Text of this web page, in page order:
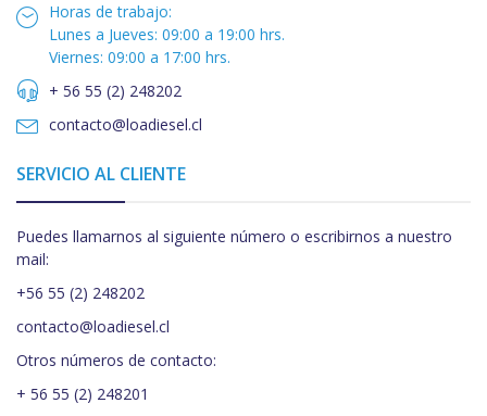
Horas de trabajo:
Lunes a Jueves: 09:00 a 19:00 hrs.
Viernes: 09:00 a 17:00 hrs.
+ 56 55 (2) 248202
contacto@loadiesel.cl
SERVICIO AL CLIENTE
Puedes llamarnos al siguiente número o escribirnos a nuestro
mail:
+56 55 (2) 248202
contacto@loadiesel.cl
Otros números de contacto:
+ 56 55 (2) 248201